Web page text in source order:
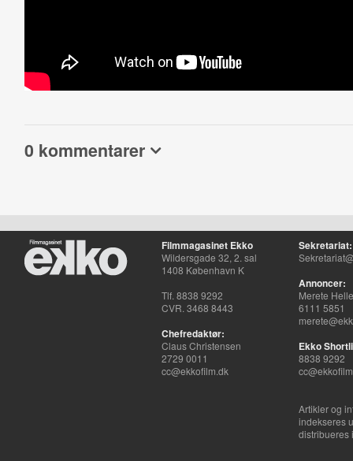
0 kommentarer
Filmmagasinet Ekko
Wildersgade 32, 2. sal
1408 København K
Tlf. 8838 9292
CVR. 3468 8443
Chefredaktør:
Claus Christensen
2729 0011
cc@ekkofilm.dk
Sekretariat:
Annoncer:
Merete
6111 5851
Ekko
8838 9292
Artikler og
indekseres
distribueres